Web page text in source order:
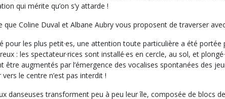
qui mérite qu’on s’y attarde !
que Coline Duval et Albane Aubry vous proposent de traverser
pour les plus petit·es, une attention toute particulière a été portée
: les spectateur·rices sont installé·es en cercle, au sol, et
être augmentés par l’émergence des vocalises spontanées des
le centre n’est pas interdit !
danseuses transforment peu à peu leur île, composée de blocs